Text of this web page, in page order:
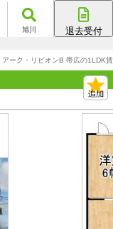
旭川 退去受付
アーク・リビオンB 帯広の1LDK